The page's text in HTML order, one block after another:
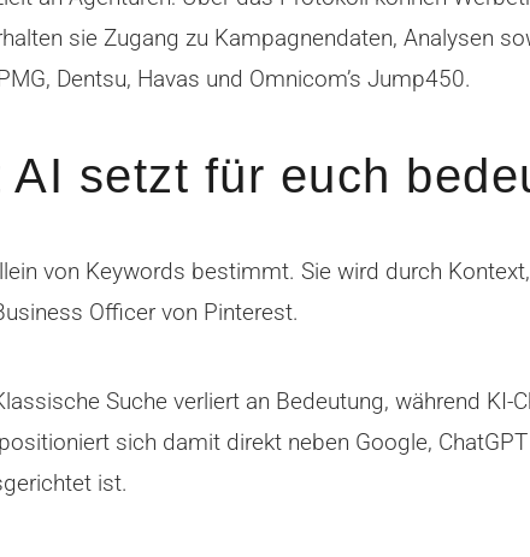
sie Zugang zu Kampagnendaten, Analysen
Dentsu, Havas und Omnicom’s Jump450.
setzt für euch
von Keywords bestimmt. Sie wird durch
Officer von Pinterest.
Suche verliert an Bedeutung, während KI-
sich damit direkt neben Google,
ist.